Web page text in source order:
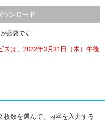
ウンロード
必要です
スは、2022年3月31日（木）午後
枚数を選んで、内容を入力する